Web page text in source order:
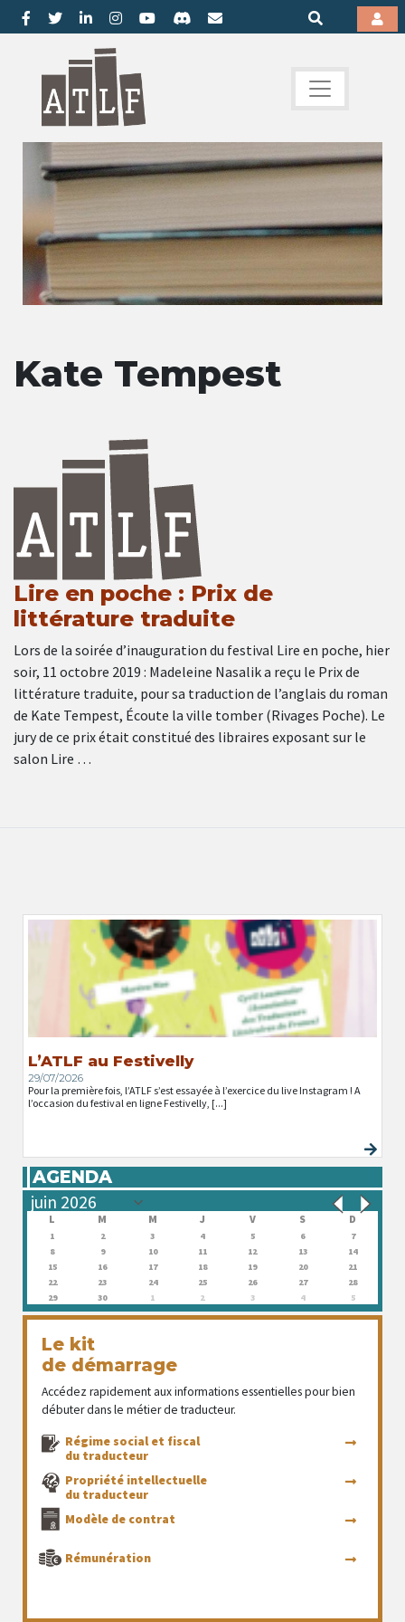
Kate Tempest
Lire en poche : Prix de
littérature traduite
Lors de la soirée d’inauguration du festival Lire en poche, hier
soir, 11 octobre 2019 : Madeleine Nasalik a reçu le Prix de
littérature traduite, pour sa traduction de l’anglais du roman
de Kate Tempest, Écoute la ville tomber (Rivages Poche). Le
jury de ce prix était constitué des libraires exposant sur le
salon Lire …
L’ATLF au Festivelly
29/07/2026
Pour la première fois, l’ATLF s’est essayée à l’exercice du live Instagram ! A
l’occasion du festival en ligne Festivelly, [...]
AGENDA
L M M J V S D
1 2 3 4 5 6
7
8
9 10 11 12 13
14
15
16 17 18 19 20
21
22
23 24 25 26 27
28
29
30 1 2 3 4 5
Le kit
de démarrage
Accédez rapidement aux informations essentielles pour bien
débuter dans le métier de traducteur.
Régime social et fiscal
du traducteur
Propriété intellectuelle
du traducteur
Modèle de contrat
Rémunération